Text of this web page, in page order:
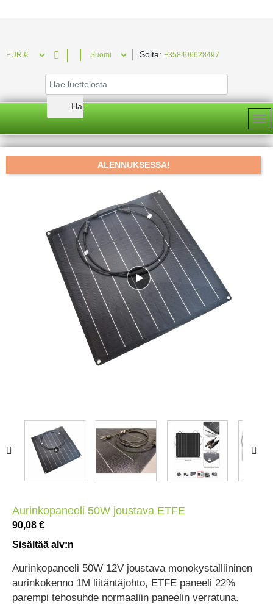
 Soita: +358406628497
ALENNUKSESSA!
 
Aurinkopaneeli 50W joustava ETFE
90,08 €
Sisältää alv:n
Aurinkopaneeli 50W 12V joustava monokystalliininen
aurinkokenno 1M liitäntäjohto, ETFE paneeli 22%
parempi tehosuhde normaaliin paneelin verratuna.